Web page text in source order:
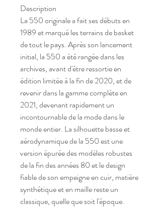
Description
La 550 originale a fait ses débuts en
1989 et marqué les terrains de basket
de tout le pays. Après son lancement
initial, la 550 a été rangée dans les
archives, avant d'être ressortie en
édition limitée à la fin de 2020, et de
revenir dans la gamme complète en
2021, devenant rapidement un
incontournable de la mode dans le
monde entier. La silhouette basse et
aérodynamique de la 550 est une
version épurée des modèles robustes
de la fin des années 80 et le design
fiable de son empeigne en cuir, matière
synthétique et en maille reste un
classique, quelle que soit l'époque.